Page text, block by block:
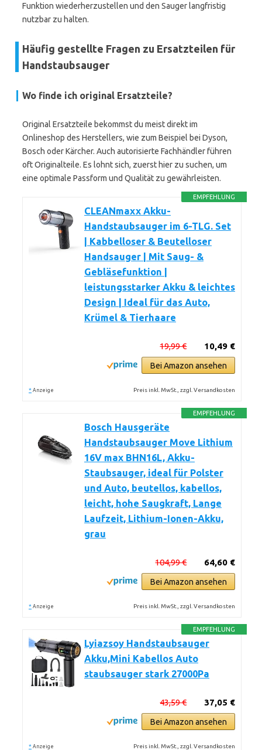
Funktion wiederherzustellen und den Sauger langfristig
nutzbar zu halten.
Häufig gestellte Fragen zu Ersatzteilen für
Handstaubsauger
Wo finde ich original Ersatzteile?
Original Ersatzteile bekommst du meist direkt im
Onlineshop des Herstellers, wie zum Beispiel bei Dyson,
Bosch oder Kärcher. Auch autorisierte Fachhändler führen
oft Originalteile. Es lohnt sich, zuerst hier zu suchen, um
eine optimale Passform und Qualität zu gewährleisten.
EMPFEHLUNG
CLEANmaxx Akku-
Handstaubsauger im 6-TLG. Set
| Kabbelloser & Beutelloser
Handsauger | Mit Saug- &
Gebläsefunktion |
leistungsstarker Akku & leichtes
Design | Ideal für das Auto,
Krümel & Tierhaare
10,49 €
19,99 €
Bei Amazon ansehen
* Anzeige Preis inkl. MwSt., zzgl. Versandkosten
EMPFEHLUNG
Bosch Hausgeräte
Handstaubsauger Move Lithium
16V max BHN16L, Akku-
Staubsauger, ideal für Polster
und Auto, beutellos, kabellos,
leicht, hohe Saugkraft, Lange
Laufzeit, Lithium-Ionen-Akku,
grau
64,60 €
104,99 €
Bei Amazon ansehen
* Anzeige Preis inkl. MwSt., zzgl. Versandkosten
EMPFEHLUNG
Lyiazsoy Handstaubsauger
Akku,Mini Kabellos Auto
staubsauger stark 27000Pa
37,05 €
43,59 €
Bei Amazon ansehen
* Anzeige Preis inkl. MwSt., zzgl. Versandkosten